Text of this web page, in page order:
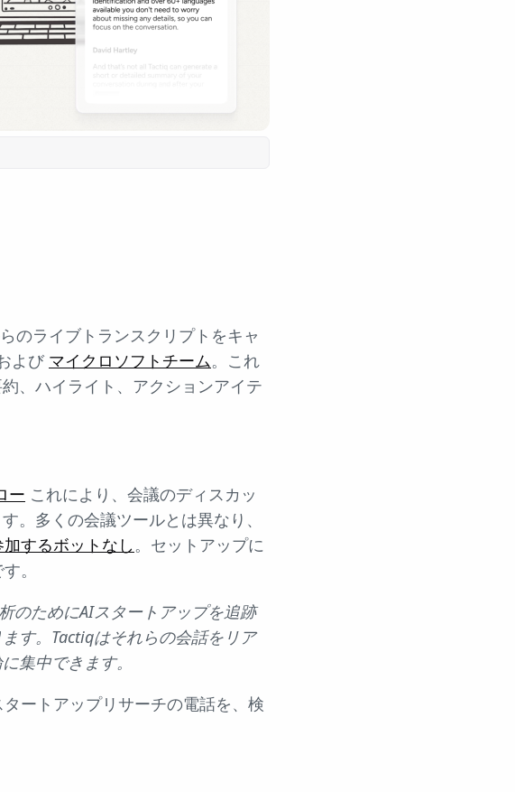
のライブトランスクリプトをキャ
よび マイクロソフトチーム。これ
、ハイライト、アクションアイテ
ー これにより、会議のディスカッ
。多くの会議ツールとは異なり、
するボットなし。セットアップに
。
のためにAIスタートアップを追跡
す。Tactiqはそれらの会話をリア
集中できます。
タートアップリサーチの電話を、検